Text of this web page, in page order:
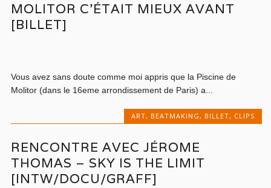
MOLITOR C’ÉTAIT MIEUX AVANT
[BILLET]
Vous avez sans doute comme moi appris que la Piscine de
Molitor (dans le 16eme arrondissement de Paris) a...
ART, BEATMAKING, BILLET, CLIPS
RENCONTRE AVEC JÉROME
THOMAS – SKY IS THE LIMIT
[INTW/DOCU/GRAFF]